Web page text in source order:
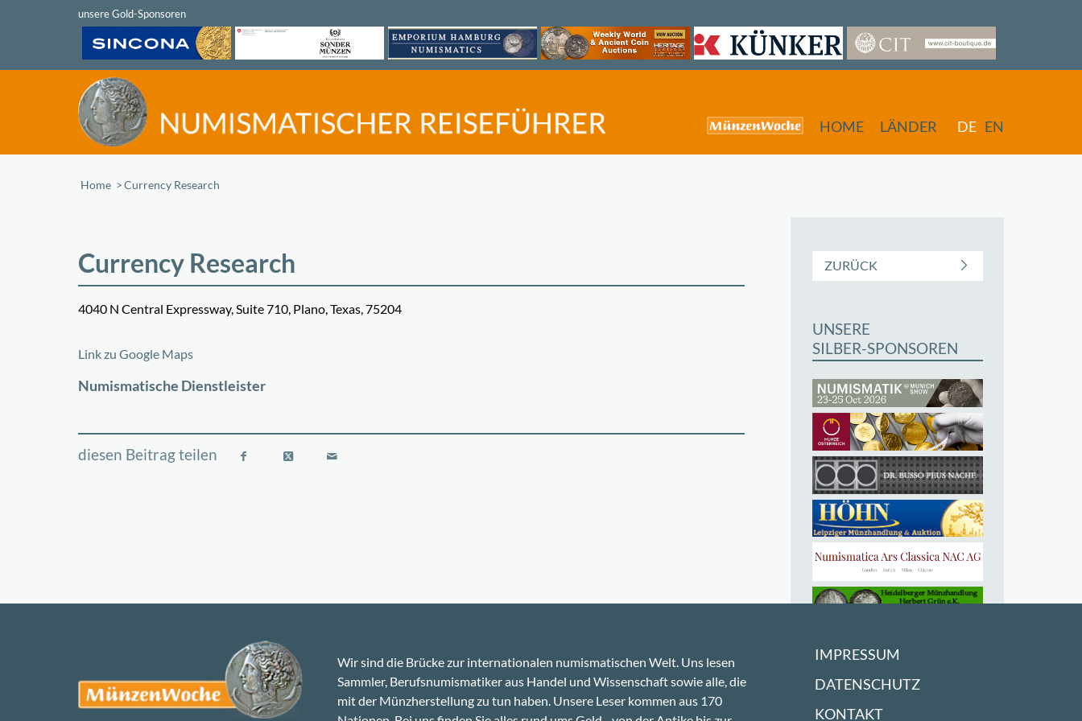
HOME LÄNDER DE EN
Home /Currency Research
Currency Research
4040 N Central Expressway, Suite 710, Plano, Texas, 75204
+
Link zu Google Maps
Numismatische Dienstleister
ZURÜCK
UNSERE
SILBER-SPONSOREN
Wir sind die Brücke zur internationalen numismatischen Welt. Uns lesen
Sammler, Berufsnumismatiker aus Handel und Wissenschaft sowie alle, die
mit der Münzherstellung zu tun haben. Unsere Leser kommen aus 170
IMPRESSUM
DATENSCHUTZ
KONTAKT